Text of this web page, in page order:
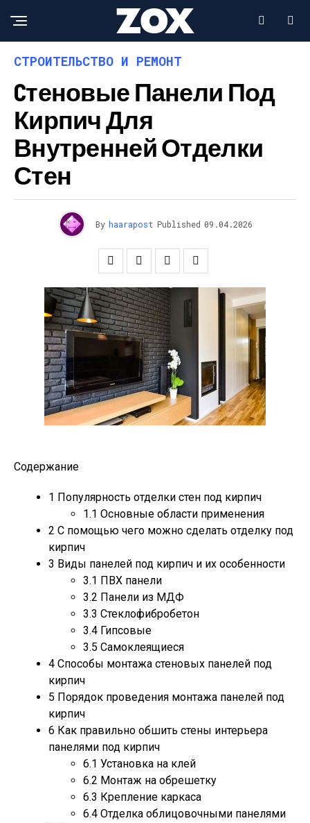
СТРОИТЕЛЬСТВО И РЕМОНТ
Cтеновые Панели Под
Кирпич Для
Внутренней Отделки
Стен
By haarapost Published 09.04.2026
Содержание
1 Популярность отделки стен под кирпич
1.1 Основные области применения
2 С помощью чего можно сделать отделку под
кирпич
3 Виды панелей под кирпич и их особенности
3.1 ПВХ панели
3.2 Панели из МДФ
3.3 Стеклофибробетон
3.4 Гипсовые
3.5 Самоклеящиеся
4 Способы монтажа стеновых панелей под
кирпич
5 Порядок проведения монтажа панелей под
кирпич
6 Как правильно обшить стены интерьера
панелями под кирпич
6.1 Установка на клей
6.2 Монтаж на обрешетку
6.3 Крепление каркаса
6.4 Отделка облицовочными панелями